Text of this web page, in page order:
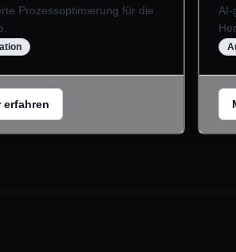
Prozessoptimierung für die
erfahren
AI-